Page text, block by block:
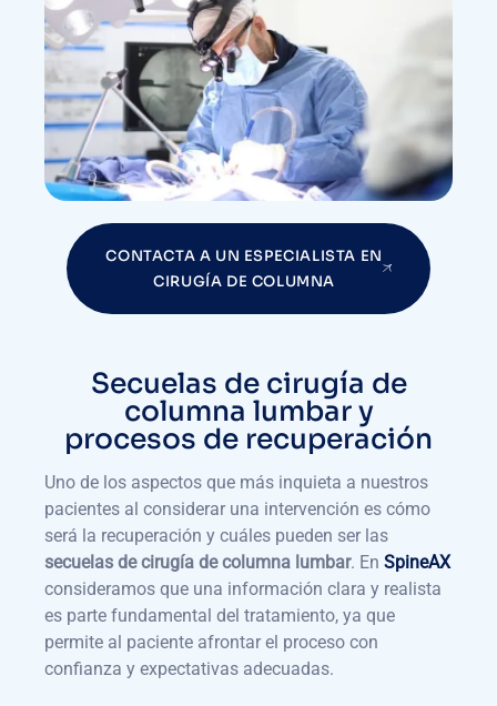
CONTACTA A UN ESPECIALISTA EN
CIRUGÍA DE COLUMNA
Secuelas de cirugía de
columna lumbar y
procesos de recuperación
Uno de los aspectos que más inquieta a nuestros
pacientes al considerar una intervención es cómo
será la recuperación y cuáles pueden ser las
secuelas de cirugía de columna lumbar. En SpineAX
consideramos que una información clara y realista
es parte fundamental del tratamiento, ya que
permite al paciente afrontar el proceso con
confianza y expectativas adecuadas.